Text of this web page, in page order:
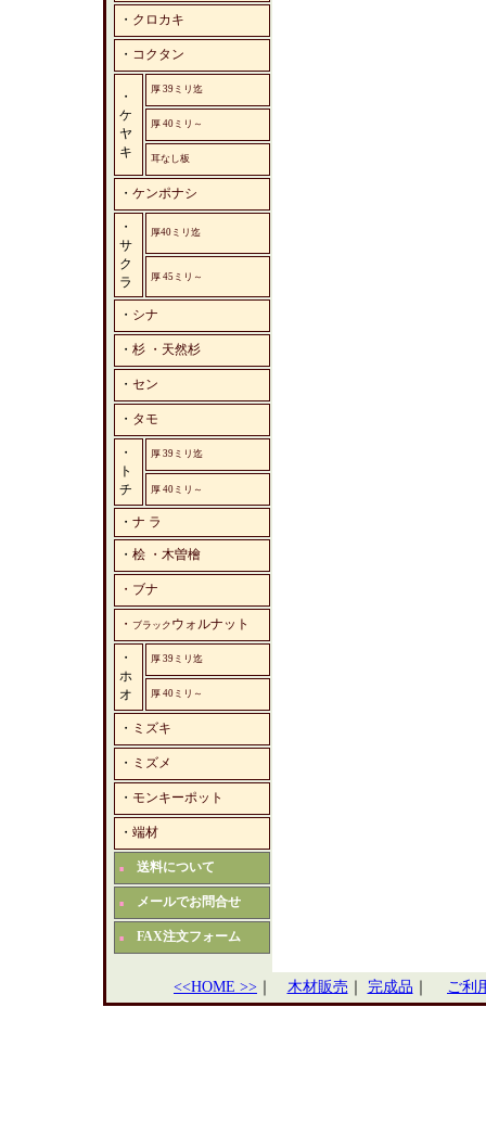
・ クロカキ
・ コクタン
・
ケ
ヤ
キ
厚 39ミリ迄
厚 40ミリ～
耳なし板
・ ケンポナシ
・
サ
ク
ラ
厚40ミリ迄
厚 45ミリ～
・ シナ
・ 杉 ・天然杉
・ セン
・ タモ
・
ト
チ
厚 39ミリ迄
厚 40ミリ～
・ ナ ラ
・ 桧 ・木曽檜
・ブナ
・ ブラック ウォルナット
・
ホ
オ
厚 39ミリ迄
厚 40ミリ～
・ ミズキ
・ ミズメ
・ モンキーポット
・ 端材
■ 送料について
■ メールでお問合せ
■ FAX注文フォーム
<<HOME >> 木材販売 完成品 ご利